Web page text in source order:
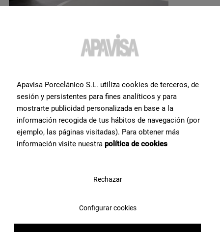
Вам нужна дополнительная
информация или помощьпо
продукту?
Свяжитесь с командой специалистов Apavisa Porcelánico. Мы
Apavisa Porcelánico S.L. utiliza cookies de terceros, de
sesión y persistentes para fines analíticos y para
mostrarte publicidad personalizada en base a la
información recogida de tus hábitos de navegación (por
ejemplo, las páginas visitadas). Para obtener más
información visite nuestra política de cookies
Rechazar
Configurar cookies